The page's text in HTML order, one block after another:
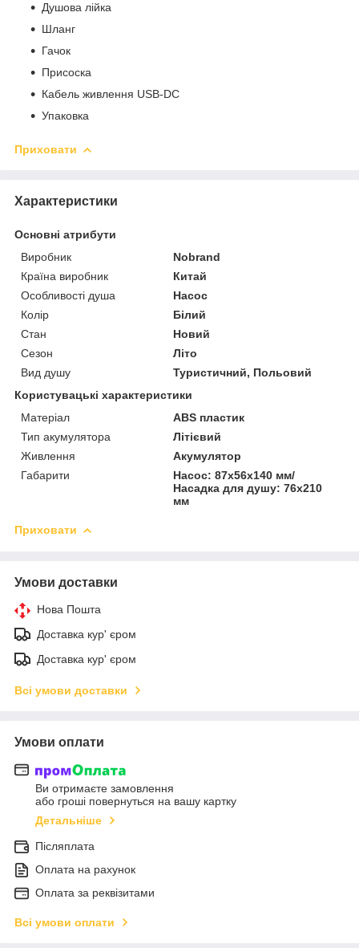
Душова лійка
Шланг
Гачок
Присоска
Кабель живлення USB-DC
Упаковка
Приховати
Характеристики
Основні атрибути
Виробник
Nobrand
Країна виробник
Китай
Особливості душа
Насос
Колір
Білий
Стан
Новий
Сезон
Літо
Вид душу
Туристичний, Польовий
Користувацькі характеристики
Матеріал
ABS пластик
Тип акумулятора
Літієвий
Живлення
Акумулятор
Габарити
Насос: 87х56х140 мм/
Насадка для душу: 76х210
мм
Приховати
Умови доставки
Нова Пошта
Доставка кур' єром
Доставка кур' єром
Всі умови доставки
Умови оплати
Ви отримаєте замовлення
або гроші повернуться на вашу картку
Детальніше
Післяплата
Оплата на рахунок
Оплата за реквізитами
Всі умови оплати